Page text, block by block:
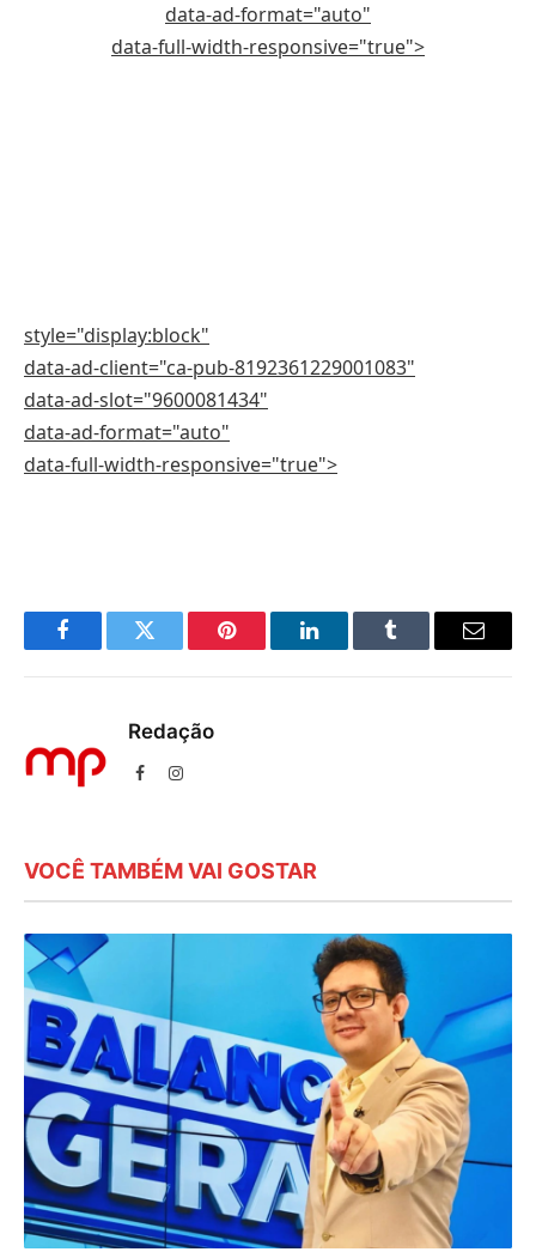
data-ad-format="auto"
data-full-width-responsive="true">
style="display:block"
data-ad-client="ca-pub-8192361229001083"
data-ad-slot="9600081434"
data-ad-format="auto"
data-full-width-responsive="true">
FacebookTwitter Pinterest LinkedInTumblr
E-
Redação
FacebookInstagram
VOCÊ TAMBÉM VAI GOSTAR